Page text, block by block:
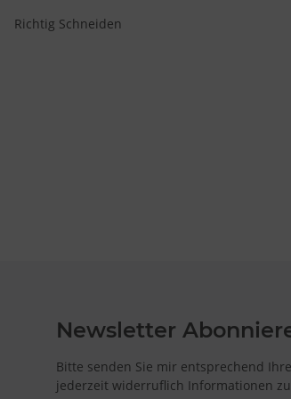
Richtig Schneiden
Newsletter
Bitte senden Sie mir entsprechend
jederzeit widerruflich Informationen